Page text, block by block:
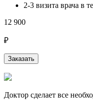
2-3 визита врача в
12 900
₽
Заказать
Доктор сделает все